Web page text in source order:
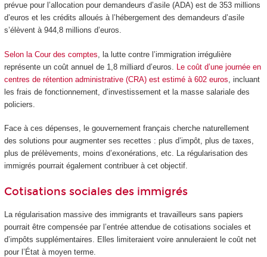
prévue pour l’allocation pour demandeurs d’asile (ADA) est de 353 millions
d’euros et les crédits alloués à l’hébergement des demandeurs d’asile
s’élèvent à 944,8 millions d’euros.
Selon la Cour des comptes , la lutte contre l’immigration irrégulière
représente un coût annuel de 1,8 milliard d’euros. Le coût d’une journée en
centres de rétention administrative (CRA) est estimé à 602 euros , incluant
les frais de fonctionnement, d’investissement et la masse salariale des
policiers.
Face à ces dépenses, le gouvernement français cherche naturellement
des solutions pour augmenter ses recettes : plus d’impôt, plus de taxes,
plus de prélèvements, moins d’exonérations, etc. La régularisation des
immigrés pourrait également contribuer à cet objectif.
Cotisations sociales des immigrés
La régularisation massive des immigrants et travailleurs sans papiers
pourrait être compensée par l’entrée attendue de cotisations sociales et
d’impôts supplémentaires. Elles limiteraient voire annuleraient le coût net
pour l’État à moyen terme.